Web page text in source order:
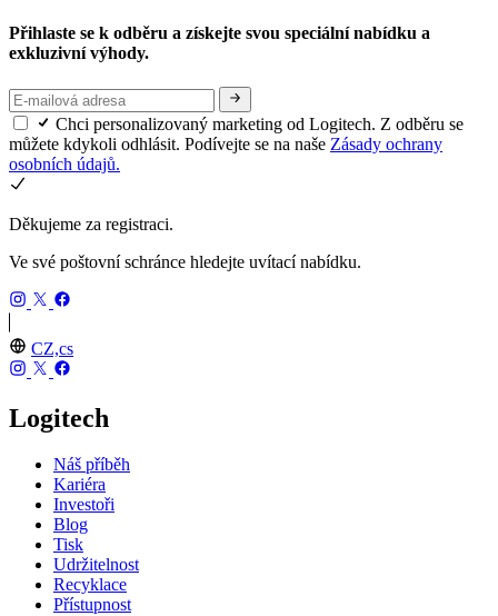
Přihlaste se k odběru a získejte svou speciální nabídku a
exkluzivní výhody.
Chci personalizovaný marketing od Logitech. Z odběru se
můžete kdykoli odhlásit. Podívejte se na naše Zásady ochrany
osobních údajů.
Děkujeme za registraci.
Ve své poštovní schránce hledejte uvítací nabídku.
CZ,cs
Logitech
Náš příběh
Kariéra
Investoři
Blog
Tisk
Udržitelnost
Recyklace
Přístupnost